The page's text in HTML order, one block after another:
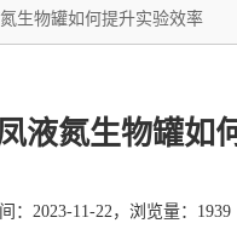
生物罐如何提升实验效率
液氮生物罐如
：2023-11-22，浏览量：1939